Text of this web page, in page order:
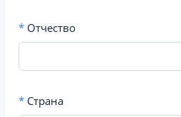
* Отчество
* Страна